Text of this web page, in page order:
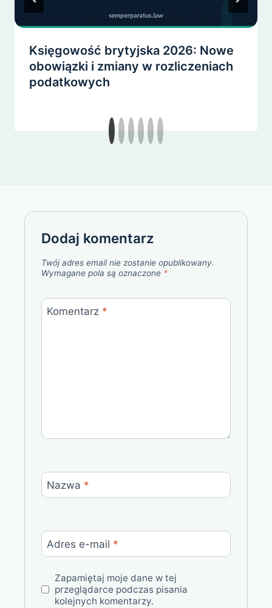
Księgowość brytyjska 2026: Nowe
obowiązki i zmiany w rozliczeniach
podatkowych
Dodaj komentarz
Twój adres email nie zostanie opublikowany.
Wymagane pola są oznaczone *
Komentarz *
Nazwa *
Adres e-mail *
Zapamiętaj moje dane w tej
przeglądarce podczas pisania
kolejnych komentarzy.